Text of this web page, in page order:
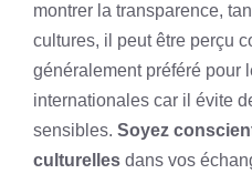
montrer la transparence,
cultures, il peut être perçu
généralement préféré pour
internationales car il évite
sensibles. Soyez
culturelles dans vos